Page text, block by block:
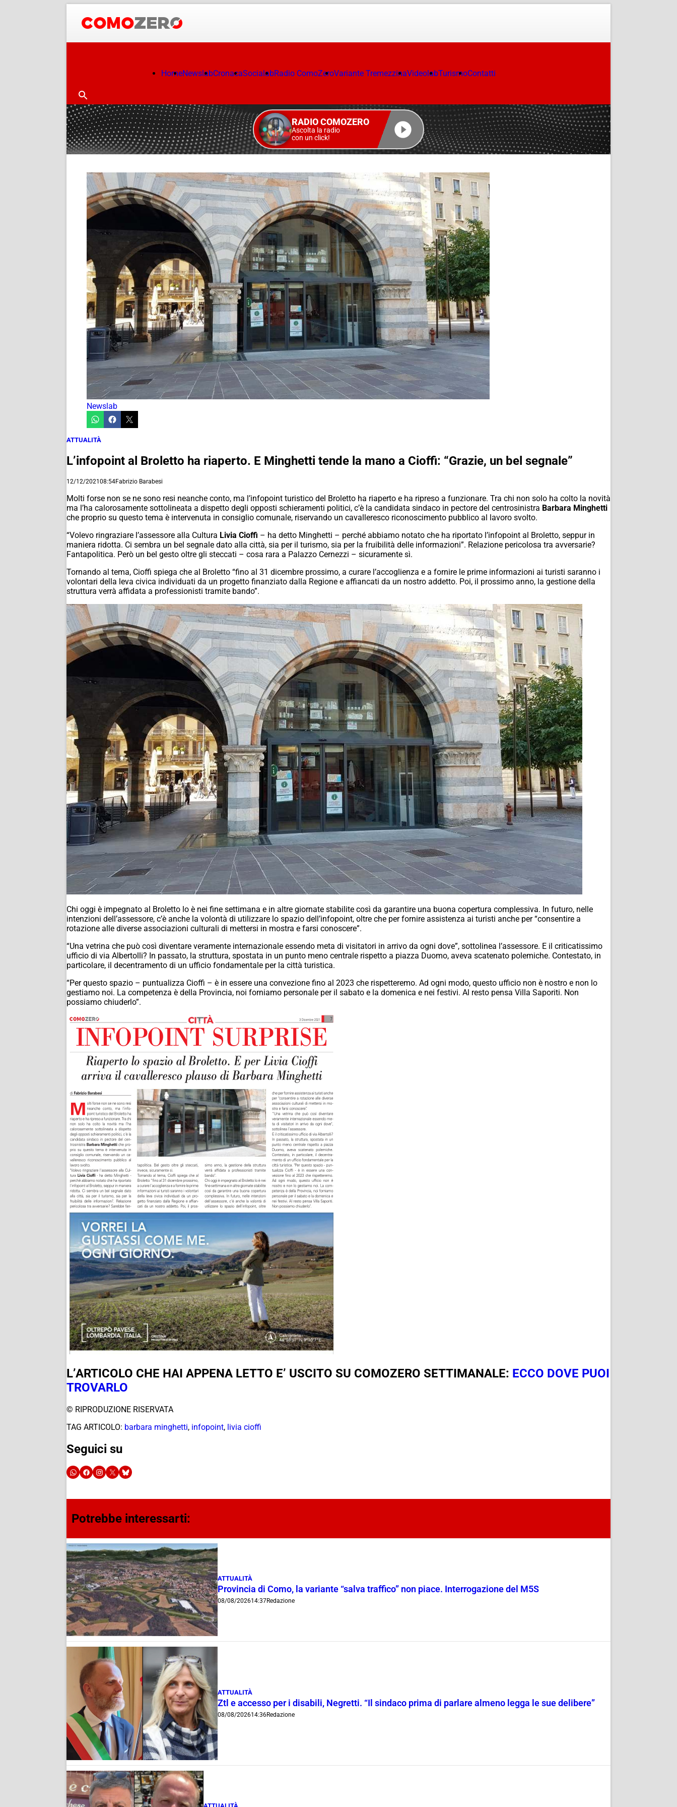
HomeNewslabCronacaSocialabRadio ComoZeroVariante TremezzinaVideolabTurismoContatti
RADIO COMOZERO
Ascolta la radio
con un click!
Newslab
ATTUALITÀ
L’infopoint al Broletto ha riaperto. E Minghetti tende la mano a Cioffi: “Grazie, un bel segnale”
12/12/202108:54Fabrizio Barabesi
Molti forse non se ne sono resi neanche conto, ma l’infopoint turistico del Broletto ha riaperto e ha ripreso a funzionare. Tra chi non solo ha colto la novità
ma l’ha calorosamente sottolineata a dispetto degli opposti schieramenti politici, c’è la candidata sindaco in pectore del centrosinistra Barbara Minghetti
che proprio su questo tema è intervenuta in consiglio comunale, riservando un cavalleresco riconoscimento pubblico al lavoro svolto.
“Volevo ringraziare l’assessore alla Cultura Livia Cioffi – ha detto Minghetti – perché abbiamo notato che ha riportato l’infopoint al Broletto, seppur in
maniera ridotta. Ci sembra un bel segnale dato alla città, sia per il turismo, sia per la fruibilità delle informazioni”. Relazione pericolosa tra avversarie?
Fantapolitica. Però un bel gesto oltre gli steccati – cosa rara a Palazzo Cernezzi – sicuramente sì.
Tornando al tema, Cioffi spiega che al Broletto “fino al 31 dicembre prossimo, a curare l’accoglienza e a fornire le prime informazioni ai turisti saranno i
volontari della leva civica individuati da un progetto finanziato dalla Regione e affiancati da un nostro addetto. Poi, il prossimo anno, la gestione della
struttura verrà affidata a professionisti tramite bando”.
Chi oggi è impegnato al Broletto lo è nei fine settimana e in altre giornate stabilite così da garantire una buona copertura complessiva. In futuro, nelle
intenzioni dell’assessore, c’è anche la volontà di utilizzare lo spazio dell’infopoint, oltre che per fornire assistenza ai turisti anche per “consentire a
rotazione alle diverse associazioni culturali di mettersi in mostra e farsi conoscere”.
“Una vetrina che può così diventare veramente internazionale essendo meta di visitatori in arrivo da ogni dove”, sottolinea l’assessore. E il criticatissimo
ufficio di via Albertolli? In passato, la struttura, spostata in un punto meno centrale rispetto a piazza Duomo, aveva scatenato polemiche. Contestato, in
particolare, il decentramento di un ufficio fondamentale per la città turistica.
“Per questo spazio – puntualizza Cioffi – è in essere una convezione fino al 2023 che rispetteremo. Ad ogni modo, questo ufficio non è nostro e non lo
gestiamo noi. La competenza è della Provincia, noi forniamo personale per il sabato e la domenica e nei festivi. Al resto pensa Villa Saporiti. Non
possiamo chiuderlo”.
L’ARTICOLO CHE HAI APPENA LETTO E’ USCITO SU COMOZERO SETTIMANALE: ECCO DOVE PUOI
TROVARLO
© RIPRODUZIONE RISERVATA
TAG ARTICOLO: barbara minghetti, infopoint, livia cioffi
Seguici su
Potrebbe interessarti:
ATTUALITÀ
Provincia di Como, la variante “salva traffico” non piace. Interrogazione del M5S
08/08/202614:37Redazione
ATTUALITÀ
Ztl e accesso per i disabili, Negretti. “Il sindaco prima di parlare almeno legga le sue delibere”
08/08/202614:36Redazione